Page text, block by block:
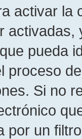
activar la
activadas,
pueda
proceso
Si no
por un